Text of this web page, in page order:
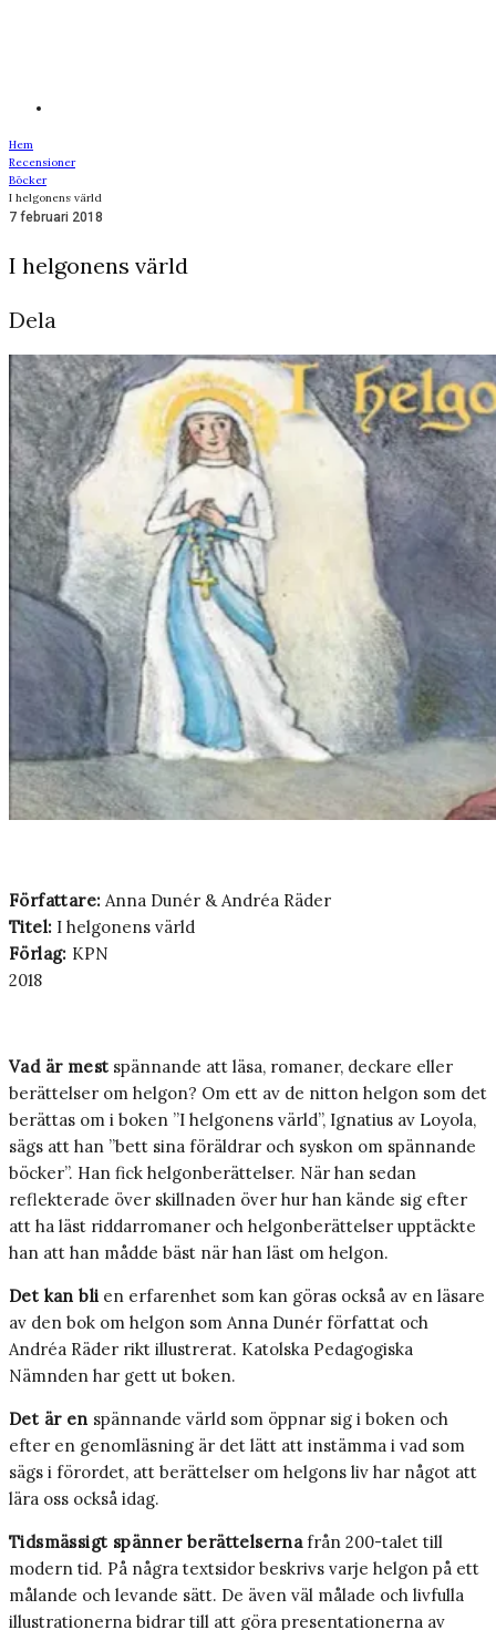
Hem
Recensioner
Böcker
I helgonens värld
7 februari 2018
I helgonens värld
Dela
Författare: Anna Dunér & Andréa Räder
Titel: I helgonens värld
Förlag: KPN
2018
Vad är mest spännande att läsa, romaner, deckare eller
berättelser om helgon? Om ett av de nitton helgon som det
berättas om i boken ”I helgonens värld”, Ignatius av Loyola,
sägs att han ”bett sina föräldrar och syskon om spännande
böcker”. Han fick helgonberättelser. När han sedan
reflekterade över skillnaden över hur han kände sig efter
att ha läst riddarromaner och helgonberättelser upptäckte
han att han mådde bäst när han läst om helgon.
Det kan bli en erfarenhet som kan göras också av en läsare
av den bok om helgon som Anna Dunér författat och
Andréa Räder rikt illustrerat. Katolska Pedagogiska
Nämnden har gett ut boken.
Det är en spännande värld som öppnar sig i boken och
efter en genomläsning är det lätt att instämma i vad som
sägs i förordet, att berättelser om helgons liv har något att
lära oss också idag.
Tidsmässigt spänner berättelsernafrån 200-talet till
modern tid. På några textsidor beskrivs varje helgon på ett
målande och levande sätt. De även väl målade och livfulla
illustrationerna bidrar till att göra presentationerna av